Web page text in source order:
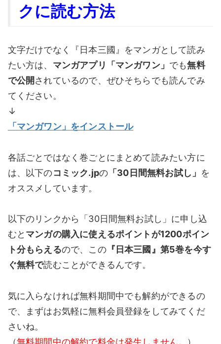
クに読む方法
文字だけでなく『日本三國』をマンガとして読み
たい方は、 マンガアプリ「マンガワン」 でも無料
で公開されているので、ぜひそちらでも読んでみ
てください。
↓
「マンガワン」をインストール
各話ごとではなく巻ごとにまとめて読みたい方に
は、以下のコミック.jpの 「30日間無料お試し」 を
オススメしています。
以下のリンクから「30日間無料お試し」に申し込
むと マンガの購入に使えるポイントが1200ポイン
ト分もらえるので、この『日本三國』第5巻を今す
ぐ無料で読むことができるんです。
気に入らなければ無料期間中でも解約ができるの
で、まずはお気軽に無料会員登録をしてみてくだ
さいね。
（無料期間中の解約で料金は発生しません。 ）